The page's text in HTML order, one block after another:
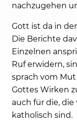
nachzugehen
Gott ist da in
Die Berichte
Einzelnen
Ruf erwidern,
sprach vom
Gottes Wirken
auch für die,
katholisch sind.